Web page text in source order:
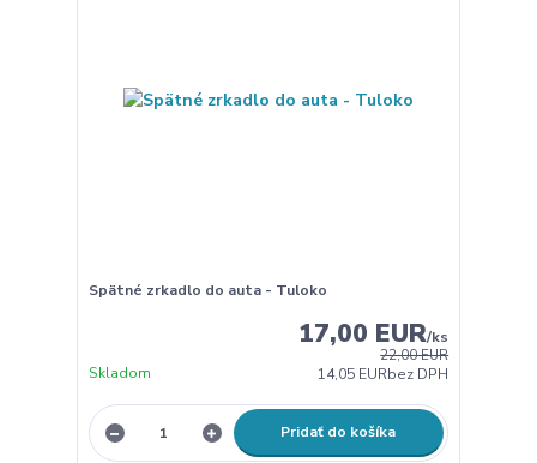
Spätné zrkadlo do auta - Tuloko
22,00 EUR
17,00 EUR/ks
14,05 EURbez DPH
Skladom
Pridať do košíka